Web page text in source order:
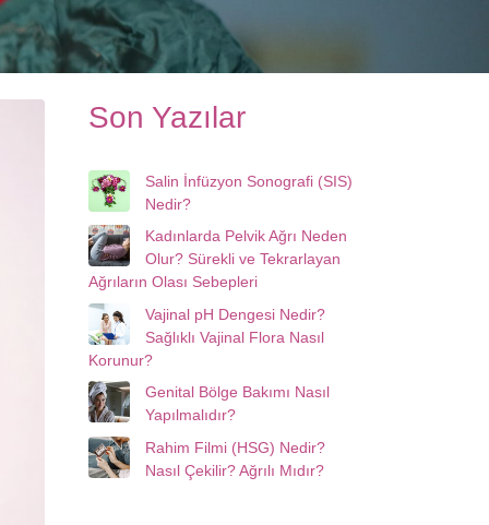
Son Yazılar
Salin İnfüzyon Sonografi (SIS)
Nedir?
Kadınlarda Pelvik Ağrı Neden
Olur? Sürekli ve Tekrarlayan
Ağrıların Olası Sebepleri
Vajinal pH Dengesi Nedir?
Sağlıklı Vajinal Flora Nasıl
Korunur?
Genital Bölge Bakımı Nasıl
Yapılmalıdır?
Rahim Filmi (HSG) Nedir?
Nasıl Çekilir? Ağrılı Mıdır?